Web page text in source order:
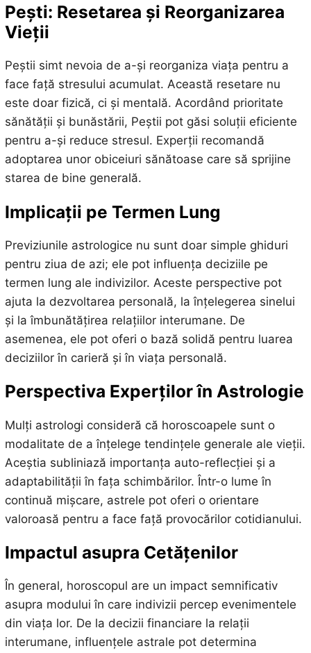
Pești: Resetarea și Reorganizarea
Vieții
Peștii simt nevoia de a-și reorganiza viața pentru a
face față stresului acumulat. Această resetare nu
este doar fizică, ci și mentală. Acordând prioritate
sănătății și bunăstării, Peștii pot găsi soluții eficiente
pentru a-și reduce stresul. Experții recomandă
adoptarea unor obiceiuri sănătoase care să sprijine
starea de bine generală.
Implicații pe Termen Lung
Previziunile astrologice nu sunt doar simple ghiduri
pentru ziua de azi; ele pot influența deciziile pe
termen lung ale indivizilor. Aceste perspective pot
ajuta la dezvoltarea personală, la înțelegerea sinelui
și la îmbunătățirea relațiilor interumane. De
asemenea, ele pot oferi o bază solidă pentru luarea
deciziilor în carieră și în viața personală.
Perspectiva Experților în Astrologie
Mulți astrologi consideră că horoscoapele sunt o
modalitate de a înțelege tendințele generale ale vieții.
Aceștia subliniază importanța auto-reflecției și a
adaptabilității în fața schimbărilor. Într-o lume în
continuă mișcare, astrele pot oferi o orientare
valoroasă pentru a face față provocărilor cotidianului.
Impactul asupra Cetățenilor
În general, horoscopul are un impact semnificativ
asupra modului în care indivizii percep evenimentele
din viața lor. De la decizii financiare la relații
interumane, influențele astrale pot determina